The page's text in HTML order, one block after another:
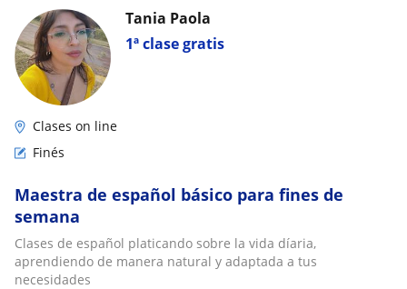
1ª clase gratis
Tania Paola
Clases on line
Finés
Maestra de español básico para fines de
semana
Clases de español platicando sobre la vida díaria,
aprendiendo de manera natural y adaptada a tus
necesidades